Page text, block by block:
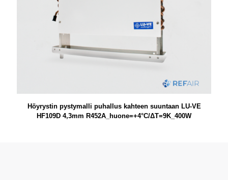
Höyrystin pystymalli puhallus kahteen suuntaan LU-VE
HF109D 4,3mm R452A_huone=+4°C/ΔT=9K_400W